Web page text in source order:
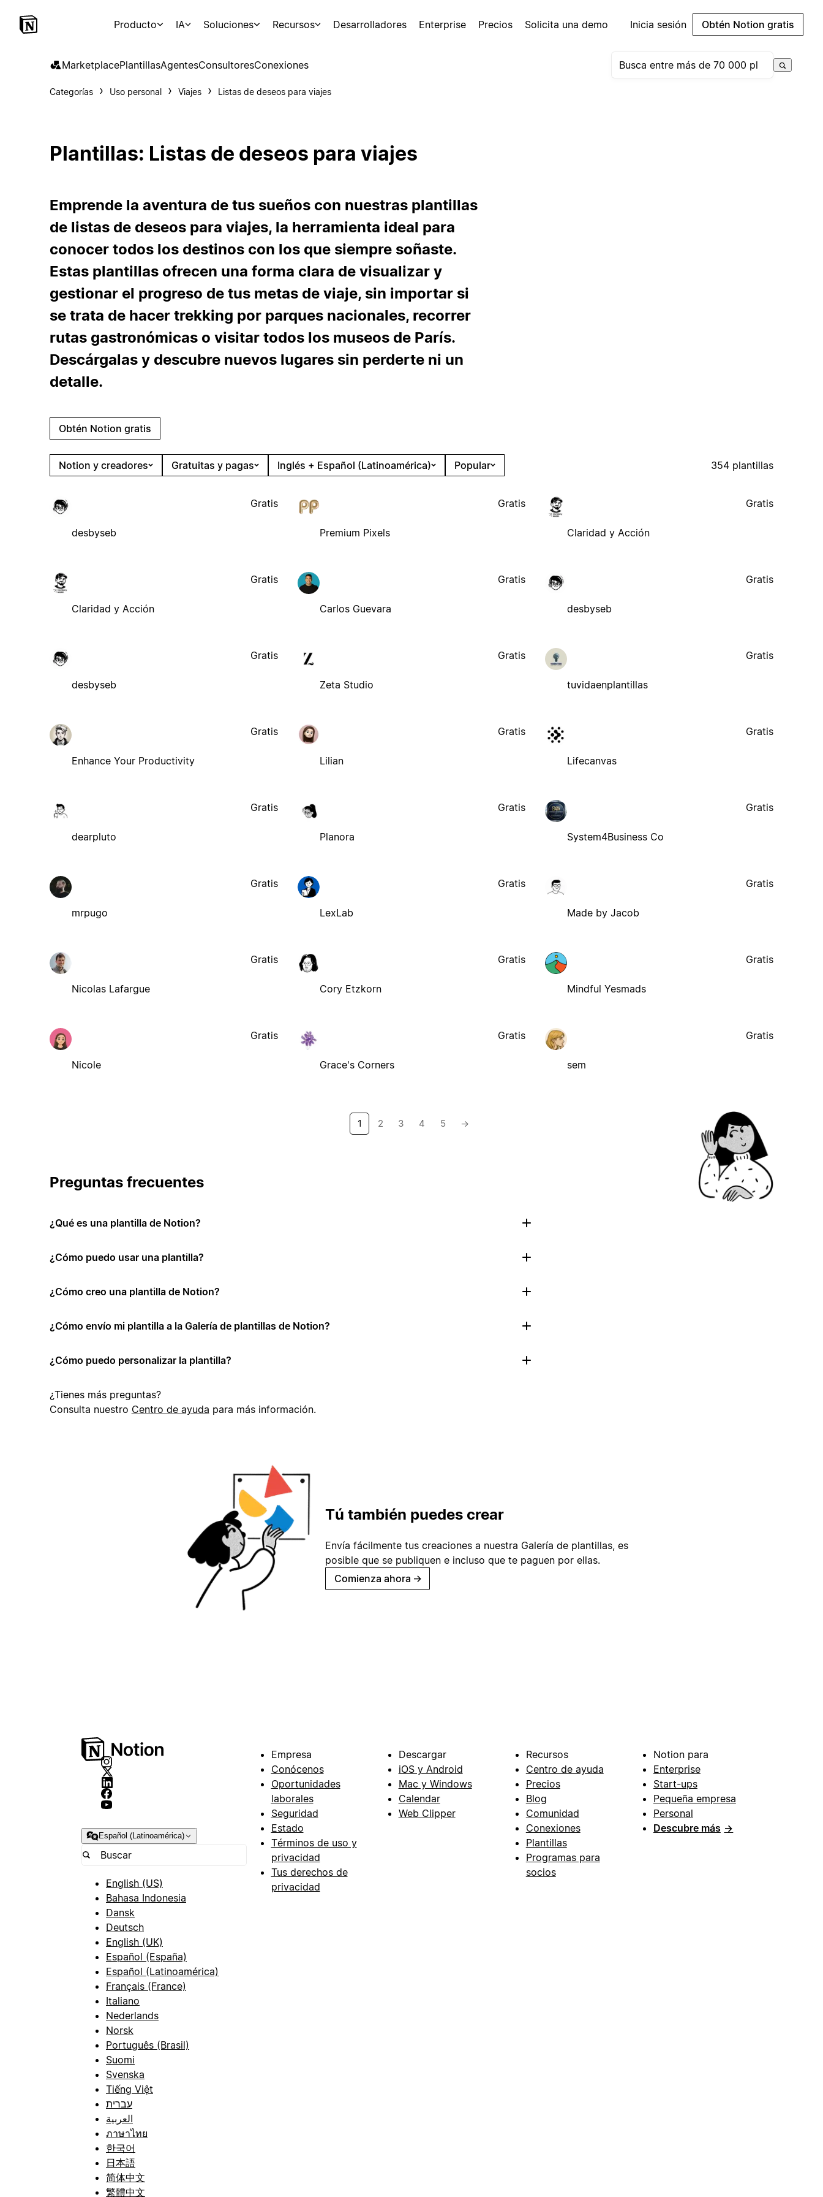
Producto IA Soluciones Recursos Desarrolladores Enterprise Precios Solicita una demo Inicia sesión Obtén Notion gratis
MarketplacePlantillasAgentesConsultoresConexiones
Categorías Uso personal Viajes Listas de deseos para viajes
Plantillas: Listas de deseos para viajes
Emprende la aventura de tus sueños con nuestras plantillas
de listas de deseos para viajes, la herramienta ideal para
conocer todos los destinos con los que siempre soñaste.
Estas plantillas ofrecen una forma clara de visualizar y
gestionar el progreso de tus metas de viaje, sin importar si
se trata de hacer trekking por parques nacionales, recorrer
rutas gastronómicas o visitar todos los museos de París.
Descárgalas y descubre nuevos lugares sin perderte ni un
detalle.
Obtén Notion gratis
Notion y creadores Gratuitas y pagas Inglés + Español (Latinoamérica) Popular 354 plantillas
desbyseb
Gratis
Premium Pixels
Gratis
Claridad y Acción
Gratis
Claridad y Acción
Gratis
Carlos Guevara
Gratis
desbyseb
Gratis
desbyseb
Gratis
Zeta Studio
Gratis
tuvidaenplantillas
Gratis
Enhance Your Productivity
Gratis
Lilian
Gratis
Lifecanvas
Gratis
dearpluto
Gratis
Planora
Gratis
System4Business Co
Gratis
mrpugo
Gratis
LexLab
Gratis
Made by Jacob
Gratis
Nicolas Lafargue
Gratis
Cory Etzkorn
Gratis
Mindful Yesmads
Gratis
Nicole
Gratis
Grace's Corners
Gratis
sem
Gratis
1 2 3 4 5 →
Preguntas frecuentes
¿Qué es una plantilla de Notion?
¿Cómo puedo usar una plantilla?
¿Cómo creo una plantilla de Notion?
¿Cómo envío mi plantilla a la Galería de plantillas de Notion?
¿Cómo puedo personalizar la plantilla?
¿Tienes más preguntas?
Consulta nuestro Centro de ayuda para más información.
Tú también puedes crear
Envía fácilmente tus creaciones a nuestra Galería de plantillas, es
posible que se publiquen e incluso que te paguen por ellas.
Comienza ahora →
Español (Latinoamérica)
English (US)
Bahasa Indonesia
Dansk
Deutsch
English (UK)
Español (España)
Español (Latinoamérica)
Français (France)
Italiano
Nederlands
Norsk
Português (Brasil)
Suomi
Svenska
Tiếng Việt
עברית
العربية
ภาษาไทย
한국어
日本語
简体中文
繁體中文
Empresa
Conócenos
Oportunidades
laborales
Seguridad
Estado
Términos de uso y
privacidad
Tus derechos de
privacidad
Descargar
iOS y Android
Mac y Windows
Calendar
Web Clipper
Recursos
Centro de ayuda
Precios
Blog
Comunidad
Conexiones
Plantillas
Programas para
socios
Notion para
Enterprise
Start-ups
Pequeña empresa
Personal
Descubre más →